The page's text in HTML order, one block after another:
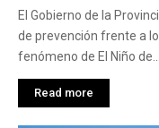
El Gobierno de la
de prevención frente a
fenómeno de El Niño de...
Read more